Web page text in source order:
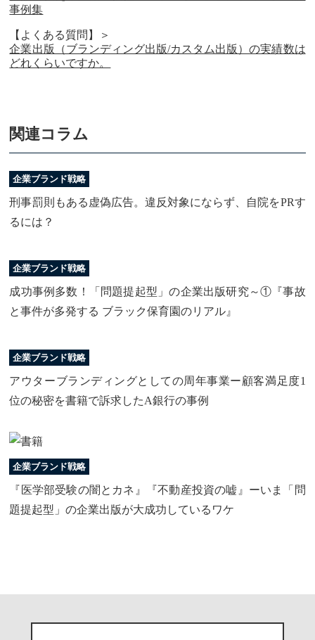
事例集
【よくある質問】＞
企業出版（ブランディング出版/カスタム出版）の実績数は
どれくらいですか。
関連コラム
企業ブランド戦略
刑事罰則もある虚偽広告。違反対象にならず、自院をPRす
るには？
企業ブランド戦略
成功事例多数！「問題提起型」の企業出版研究～①『事故
と事件が多発する ブラック保育園のリアル』
企業ブランド戦略
アウターブランディングとしての周年事業ー顧客満足度1
位の秘密を書籍で訴求したA銀行の事例
企業ブランド戦略
『医学部受験の闇とカネ』『不動産投資の嘘』ーいま「問
題提起型」の企業出版が大成功しているワケ